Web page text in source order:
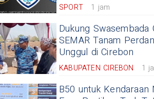
SPORT 1 jam
Dukung Swasembada
SEMAR Tanam
Unggul di Cirebon
KABUPATEN CIREBON 1
B50 untuk Kendaraan